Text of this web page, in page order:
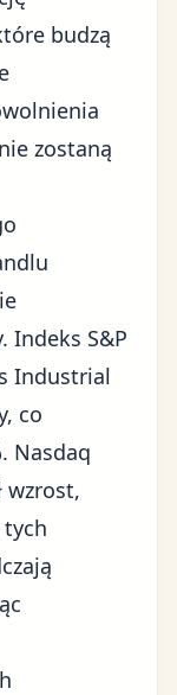
budzą
zostaną
Indeks S&P
Industrial
co
Nasdaq
wzrost,